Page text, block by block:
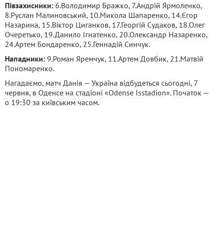
Півзахисники: 6.Володимир Бражко, 7.Андрій Ярмоленко,
8.Руслан Малиновський, 10.Микола Шапаренко, 14.Єгор
Назарина, 15.Віктор Циганков, 17.Георгій Судаков, 18.Олег
Очеретько, 19.Данило Ігнатенко, 20.Олександр Назаренко,
24.Артем Бондаренко, 25.Геннадій Синчук.
Нападники: 9.Роман Яремчук, 11.Артем Довбик, 21.Матвій
Пономаренко.
Нагадаємо, матч Данія — Україна відбудеться сьогодні, 7
червня, в Оденсе на стадіоні «Odense Isstadion». Початок —
о 19:30 за київським часом.